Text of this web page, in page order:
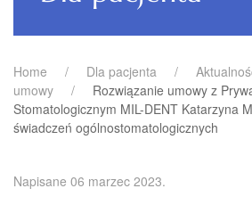
Home Dla pacjenta
umowy
Rozwiązanie umowy z
Stomatologicznym MIL-DENT Katarzyna
świadczeń ogólnostomatologicznych
Napisane 06 marzec 2023.